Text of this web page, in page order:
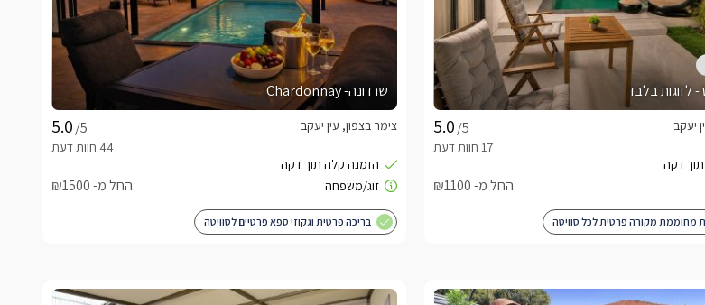
- לזוגות בלבד
/5
יעקב
החל מ- ₪1100
מחוממת מקורה פרטית לכל סוויטה
שרדונה- Chardonnay
/5
צימר בצפון, עין יעקב
החל מ- ₪1500
בריכה פרטית וגקוזי ספא פרטיים לסוויטה